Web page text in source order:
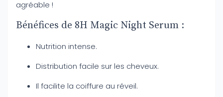
agréable !
Bénéfices de 8H Magic Night Serum :
Nutrition intense.
Distribution facile sur les cheveux.
Il facilite la coiffure au réveil.